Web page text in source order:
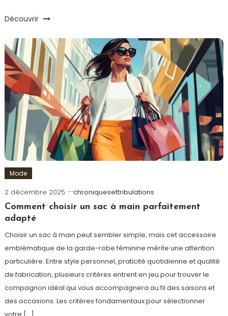
Découvrir
Mode
2 décembre 2025
chroniquesettribulations
Comment choisir un sac à main parfaitement
adapté
Choisir un sac à main peut sembler simple, mais cet accessoire
emblématique de la garde-robe féminine mérite une attention
particulière. Entre style personnel, praticité quotidienne et qualité
de fabrication, plusieurs critères entrent en jeu pour trouver le
compagnon idéal qui vous accompagnera au fil des saisons et
des occasions. Les critères fondamentaux pour sélectionner